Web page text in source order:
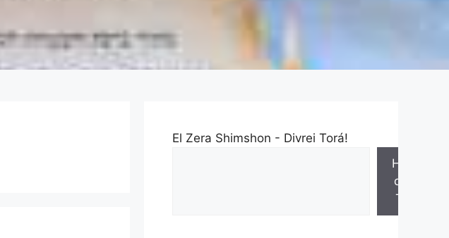
El Zera Shimshon - Divrei Torá!
Hojas
de la
Torá